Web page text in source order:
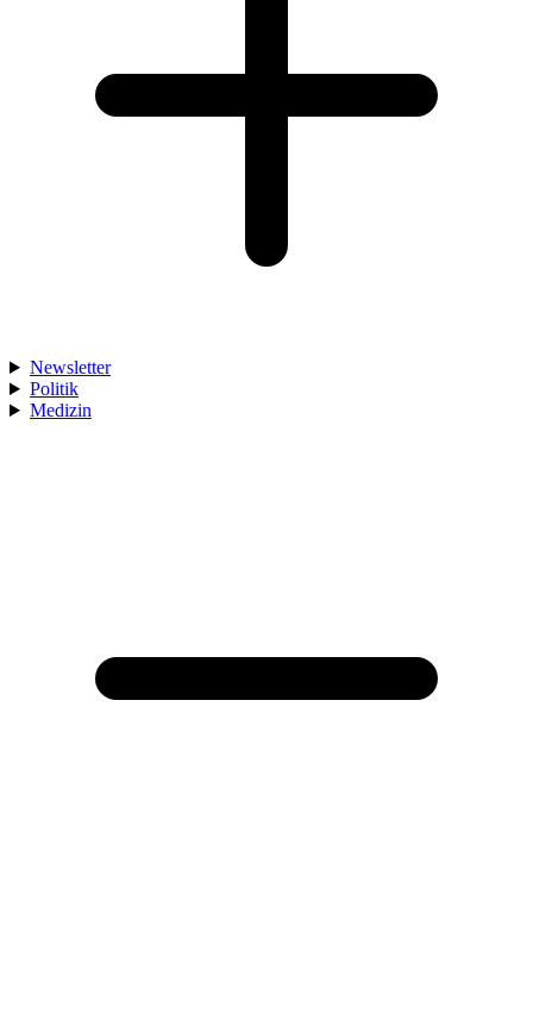
Newsletter
Politik
Medizin